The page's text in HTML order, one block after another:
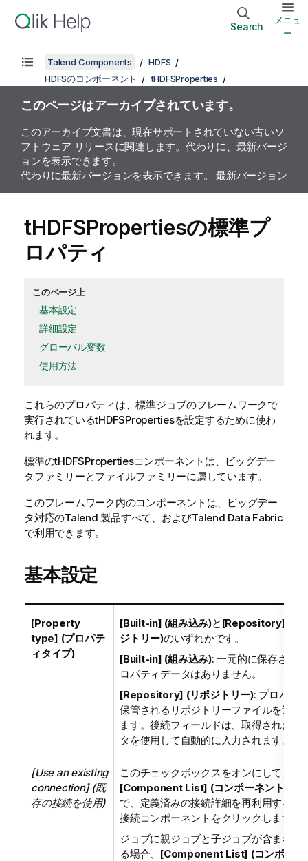
Search
メニュ
ー
Talend Components
HDFS
HDFSのコンポーネント
tHDFSProperties
このページはアーカイブされています。
このアーカイブ文書は、現在サポートされていない古いソ
フトウェア リリースに関連します。代わりに、最新バージ
ョンを表示できます。
代わりに最新バージョンを表示できます。 最新バージョン
tHDFSPropertiesの標準プ
ロパティ
このページ上
基本設定
詳細設定
グローバル変数
使用方法
これらのプロパティは、標準ジョブのフレームワークで
実行されているtHDFSPropertiesを設定するために使わ
れます。
標準のtHDFSPropertiesコンポーネントは、 ビッグデー
タファミリーとファイルファミリーに属しています。
このフレームワーク内のコンポーネントは、ビッグデー
タ対応のTalend 製品すべて、およびTalend Data Fabric
で利用できます。
基本設定
[Property
type] (プロパテ
ィタイプ)
[Built-in] (組み込み)と [Repository] (リ
ジトリー)のいずれかです。
[Built-in] (組み込み): 一元的に保存され
ロパティデータはありません。
[Repository] (リポジトリー): プロパテ
保管されるリポジトリーファイルを選択
ます。後続フィールドは、取得されたデ
タを使用して自動的に入力されます。
[Use an existing
connection] (既
存の接続を使用)
このチェックボックスをオンにして、
[Component List] (コンポーネントリス
で、定義済みの接続詳細を再利用する
接続コンポーネントをクリックします。
ジョブに親ジョブと子ジョブが含まれて
る場合、 [Component List] (コンポーネ